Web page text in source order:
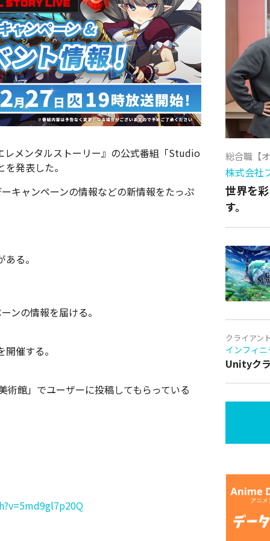
メンタルストーリー』の公式番組「Studio
発表した。
キャンペーンの情報などの新情報をたっぷ
る。
ンの情報を届ける。
催する。
館」でユーザーに投稿してもらっている
総合職【
株式会社
世界を
す。
クライアン
インフィ
Unityク